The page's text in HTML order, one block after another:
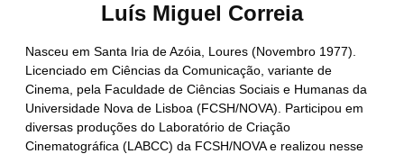
Luís Miguel Correia
Nasceu em Santa Iria de Azóia, Loures (Novembro 1977).
Licenciado em Ciências da Comunicação, variante de
Cinema, pela Faculdade de Ciências Sociais e Humanas da
Universidade Nova de Lisboa (FCSH/NOVA). Participou em
diversas produções do Laboratório de Criação
Cinematográfica (LABCC) da FCSH/NOVA e realizou nesse